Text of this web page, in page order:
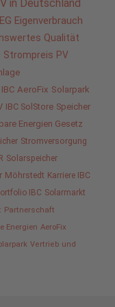
in Deutschland
Eigenverbrauch
Qualität
Strompreis PV
IBC AeroFix Solarpark
IBC SolStore Speicher
Energien Gesetz
Stromversorgung
Solarspeicher
Möhrstedt Karriere IBC
IBC Solarmarkt
Partnerschaft
Energien AeroFix
Vertrieb und